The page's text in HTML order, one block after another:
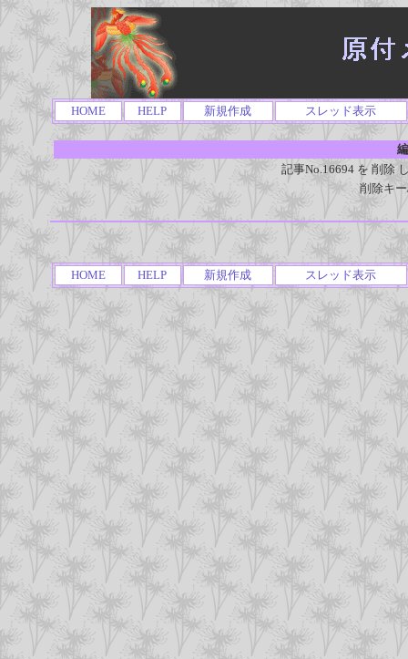
HOME HELP 新規作成 スレッド表示
記事No.16694 を 削除
削除キ
HOME HELP 新規作成 スレッド表示